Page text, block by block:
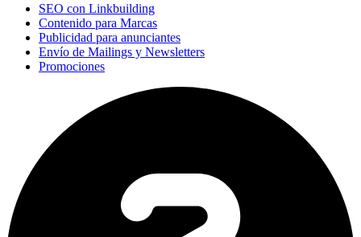
SEO con Linkbuilding
Contenido para Marcas
Publicidad para anunciantes
Envío de Mailings y Newsletters
Promociones